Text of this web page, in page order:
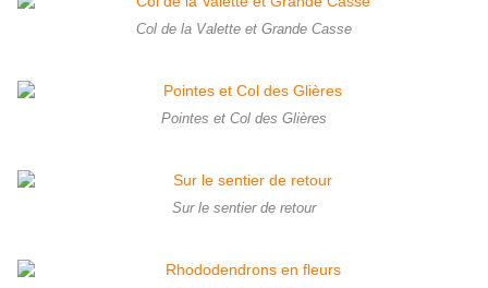
Col de la Valette et Grande Casse
Pointes et Col des Glières
Sur le sentier de retour